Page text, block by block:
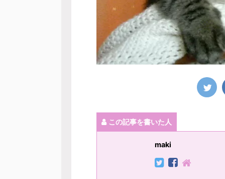
この記事を書いた人
maki